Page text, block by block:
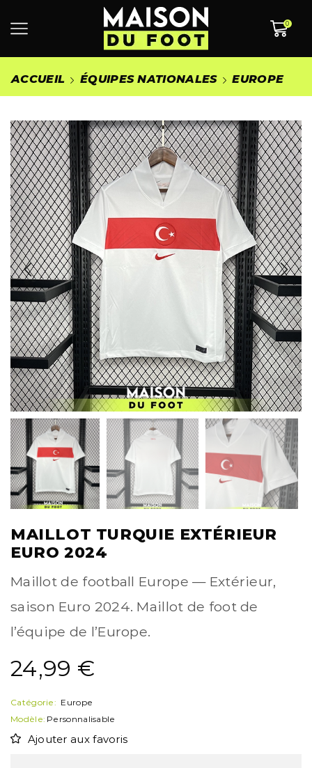
0
ACCUEIL ÉQUIPES NATIONALES EUROPE
MAILLOT TURQUIE EXTÉRIEUR
EURO 2024
Maillot de football Europe — Extérieur,
saison Euro 2024. Maillot de foot de
l’équipe de l’Europe.
24,99 €
Catégorie: Europe
Modèle: Personnalisable
Ajouter aux favoris